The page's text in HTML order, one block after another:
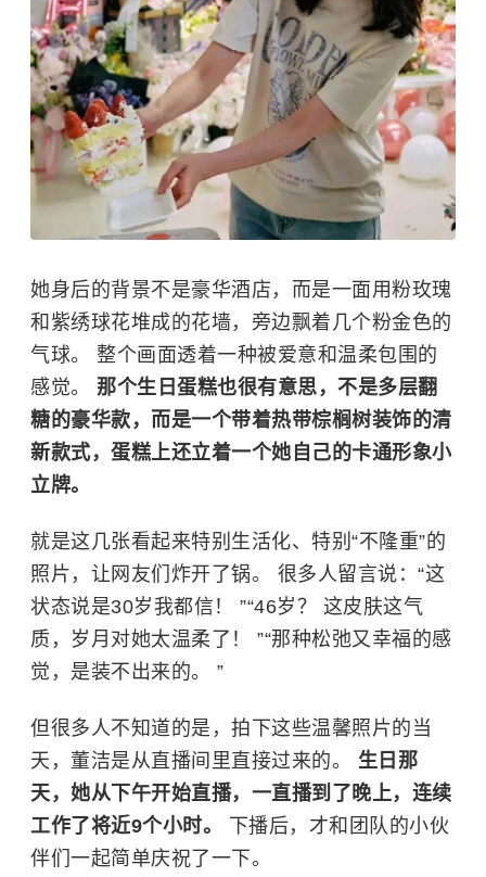
她身后的背景不是豪华酒店，而是一面用粉玫瑰
和紫绣球花堆成的花墙，旁边飘着几个粉金色的
气球。 整个画面透着一种被爱意和温柔包围的
感觉。 那个生日蛋糕也很有意思，不是多层翻
糖的豪华款，而是一个带着热带棕榈树装饰的清
新款式，蛋糕上还立着一个她自己的卡通形象小
立牌。
就是这几张看起来特别生活化、特别“不隆重”的
照片，让网友们炸开了锅。 很多人留言说：“这
状态说是30岁我都信！ ”“46岁？ 这皮肤这气
质，岁月对她太温柔了！ ”“那种松弛又幸福的感
觉，是装不出来的。 ”
但很多人不知道的是，拍下这些温馨照片的当
天， 董洁是从直播间里直接过来的。 生日那
天，她从下午开始直播，一直播到了晚上，连续
工作了将近9个小时。
下播后，才和团队的小伙
伴们一起简单庆祝了一下。